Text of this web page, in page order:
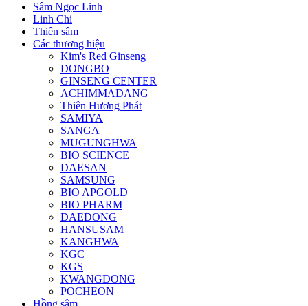
Sâm Ngọc Linh
Linh Chi
Thiên sâm
Các thương hiệu
Kim's Red Ginseng
DONGBO
GINSENG CENTER
ACHIMMADANG
Thiên Hương Phát
SAMIYA
SANGA
MUGUNGHWA
BIO SCIENCE
DAESAN
SAMSUNG
BIO APGOLD
BIO PHARM
DAEDONG
HANSUSAM
KANGHWA
KGC
KGS
KWANGDONG
POCHEON